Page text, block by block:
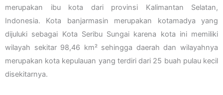
merupakan ibu kota dari provinsi Kalimantan Selatan,
Indonesia. Kota banjarmasin merupakan kotamadya yang
dijuluki sebagai Kota Seribu Sungai karena kota ini memiliki
wilayah sekitar 98,46 km² sehingga daerah dan wilayahnya
merupakan kota kepulauan yang terdiri dari 25 buah pulau kecil
disekitarnya.